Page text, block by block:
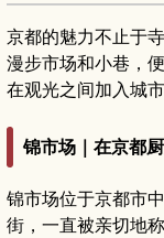
京都的魅力不止于寺
漫步市场和小巷，
在观光之间加入城
锦市场｜在京都
锦市场位于京都市
街，一直被亲切地